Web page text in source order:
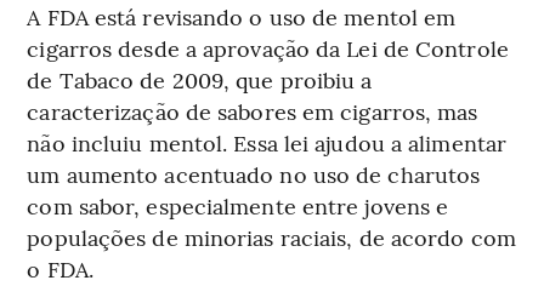
A FDA está revisando o uso de mentol em
cigarros desde a aprovação da Lei de Controle
de Tabaco de 2009, que proibiu a
caracterização de sabores em cigarros, mas
não incluiu mentol. Essa lei ajudou a alimentar
um aumento acentuado no uso de charutos
com sabor, especialmente entre jovens e
populações de minorias raciais, de acordo com
o FDA.